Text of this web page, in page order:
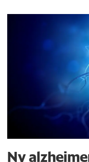
Ny